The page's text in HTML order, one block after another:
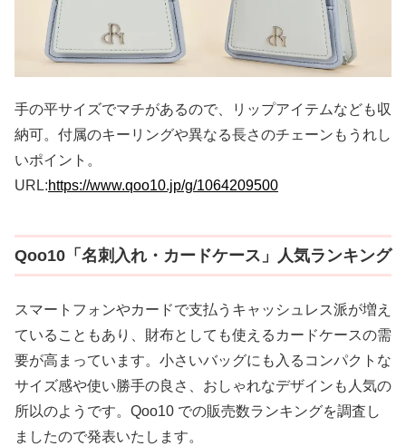
手の平サイズでマチがあるので、リップアイテムなども収
納可。付属のキーリングや異なる長さのチェーンもうれし
いポイント。
URL:https://www.qoo10.jp/g/1064209500
Qoo10「名刺入れ・カードケース」人気ランキング
スマートフォンやカードで支払うキャッシュレス派が増え
ていることもあり、財布としても使えるカードケースの需
要が高まっています。小さいバッグにも入るコンパクトな
サイズ感や使い勝手の良さ、おしゃれなデザインも人気の
所以のようです。Qoo10 での販売数ランキングを調査し
ましたので発表いたします。